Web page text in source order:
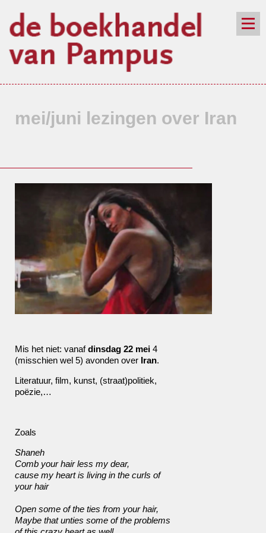
mei/juni lezingen over Iran
Mis het niet: vanafdinsdag 22 mei 4
(misschien wel 5) avonden over Iran.
Literatuur, film, kunst, (straat)politiek,
poëzie,…
Zoals
Shaneh
Comb your hair less my dear,
cause my heart is living in the curls of
your hair
Open some of the ties from your hair,
Maybe that unties some of the problems